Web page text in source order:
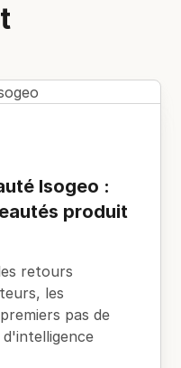
Isogeo :
produit
retours
les
pas de